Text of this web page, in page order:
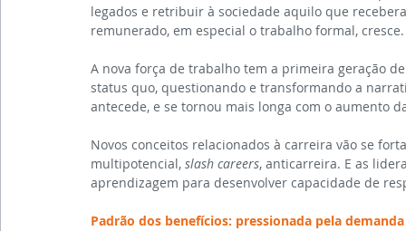
legados e retribuir à sociedade aquilo que
remunerado, em especial o trabalho formal, cresce.
A nova força de trabalho tem a primeira geração
status quo, questionando e transformando a
antecede, e se tornou mais longa com o aumento
Novos conceitos relacionados à carreira vão se
multipotencial, slash careers, anticarreira. E as
aprendizagem para desenvolver capacidade de
Padrão dos benefícios: pressionada pela